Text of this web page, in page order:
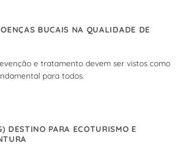
BUCAIS NA QUALIDADE DE
e tratamento devem ser vistos como
para todos.
DESTINO PARA ECOTURISMO E